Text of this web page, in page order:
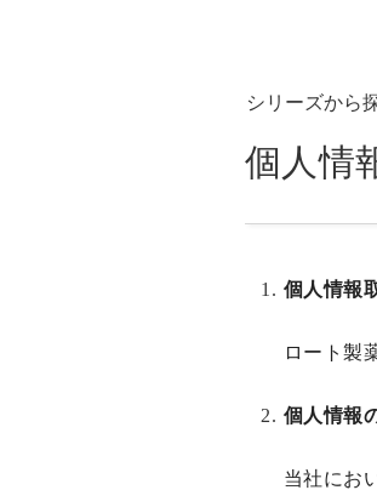
シリ ーズから
個人情
個人情報
ロート製
個人情報
当社にお